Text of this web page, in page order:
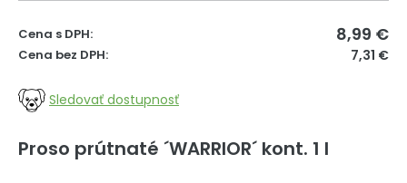
Cena s DPH: 8,99 €
Cena bez DPH: 7,31 €
Sledovať dostupnosť
Proso prútnaté ´WARRIOR´ kont. 1 l